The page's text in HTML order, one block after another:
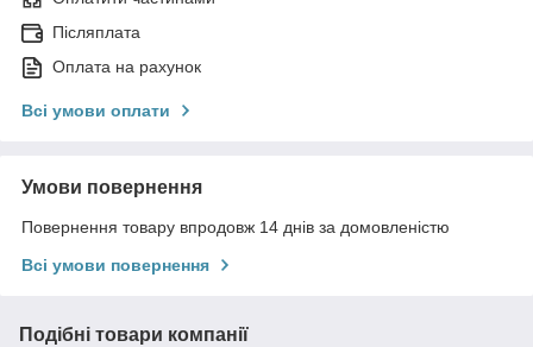
Післяплата
Оплата на рахунок
Всі умови оплати
Умови повернення
Повернення товару впродовж 14 днів за домовленістю
Всі умови повернення
Подібні товари компанії